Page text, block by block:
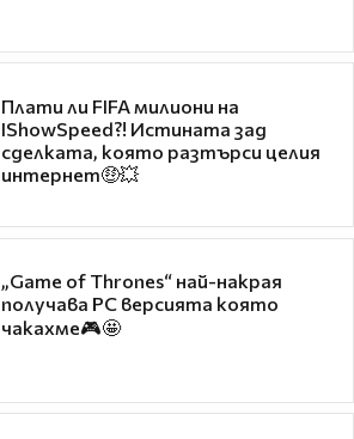
Плати ли FIFA милиони на
IShowSpeed?! Истината зад
сделката, която разтърси целия
интернет🤑💥
„Game of Thrones“ най-накрая
получава PC версията която
чакахме🎮🤩